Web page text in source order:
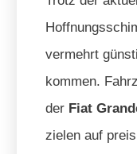
vermehrt
kommen.
der Fiat
zielen auf